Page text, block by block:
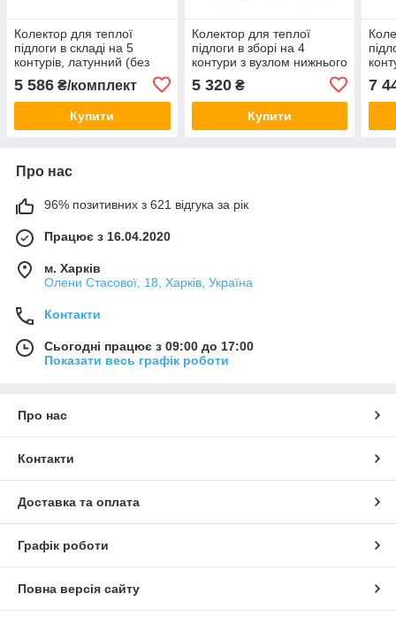
Колектор для теплої
підлоги в складі на 5
контурів, латунний (без
Туреччина
5 586 ₴/комплект
Купити
Колектор для теплої
підлоги в зборі на 4
контури з вузлом нижнього
підключення (латунний),
«DJOUL» Туреччина
5 320₴
Купити
7
Про нас
96% позитивних з 621 відгука за рік
Працює з 16.04.2020
м. Харків
Олени Стасової, 18, Харків, Україна
Контакти
Сьогодні працює з 09:00 до 17:00
Показати весь графік роботи
Про нас
Контакти
Доставка та оплата
Графік роботи
Повна версія сайту